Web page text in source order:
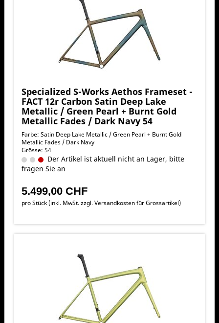
Specialized S-Works Aethos Frameset -
FACT 12r Carbon Satin Deep Lake
Metallic / Green Pearl + Burnt Gold
Metallic Fades / Dark Navy 54
Farbe: Satin Deep Lake Metallic / Green Pearl + Burnt Gold
Metallic Fades / Dark Navy
Grösse: 54
Der Artikel ist aktuell nicht an Lager, bitte
fragen Sie an
5.499,00 CHF
pro Stück (inkl. MwSt. zzgl.Versandkosten für Grossartikel)